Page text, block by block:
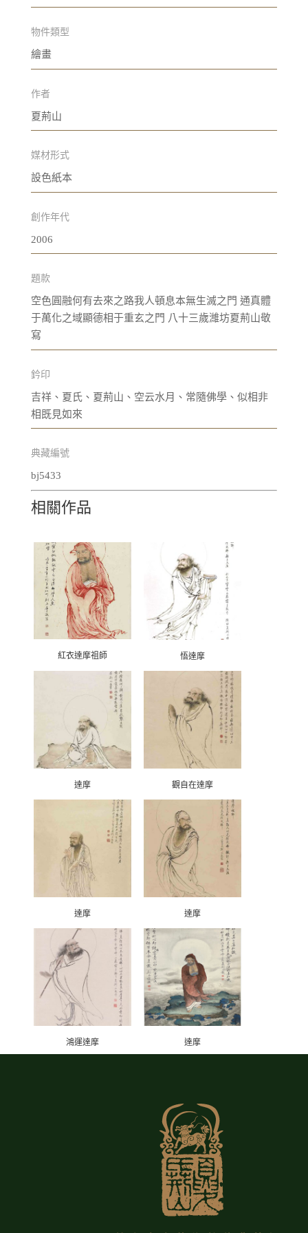
物件類型
繪畫
作者
夏荊山
媒材形式
設色紙本
創作年代
2006
題款
空色圓融何有去來之路我人頓息本無生滅之門 通真體
于萬化之域顯德相于重玄之門 八十三歲濰坊夏荊山敬
寫
鈐印
吉祥、夏氏、夏荊山、空云水月、常隨佛學、似相非
相既見如來
典藏編號
bj5433
相關作品
紅衣達摩祖師 悟達摩
達摩 觀自在達摩
達摩 達摩
鴻運達摩 達摩